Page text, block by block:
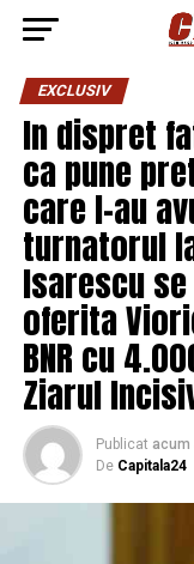
EXCLUSIV
In dispret
ca pune
care l-au
turnatorul
Isarescu
oferita
BNR cu
Ziarul
Publicat acum
De Capitala24